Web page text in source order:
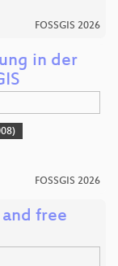
FOSSGIS 2026
in der
FOSSGIS 2026
free